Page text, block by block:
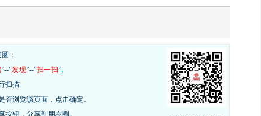
：
”--“发现”--“扫一扫”。
扫描
否浏览该页面，点击确定。
按钮，分享到朋友圈。